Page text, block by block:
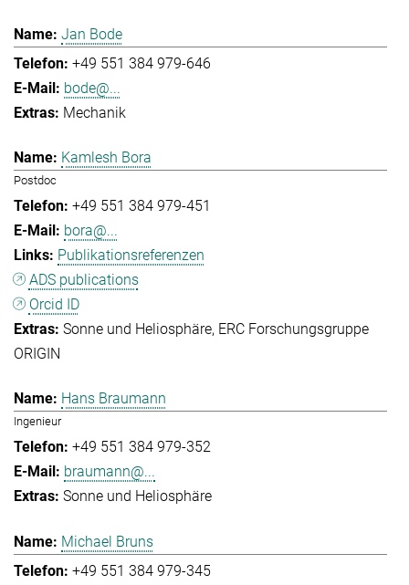
Jan Bode
+49 551 384 979-646
bode@...
Mechanik
Kamlesh Bora
Postdoc
+49 551 384 979-451
bora@...
Publikationsreferenzen
ADS publications
Orcid ID
Sonne und Heliosphäre ERC Forschungsgruppe
ORIGIN
Hans Braumann
Ingenieur
+49 551 384 979-352
braumann@...
Sonne und Heliosphäre
Michael Bruns
+49 551 384 979-345